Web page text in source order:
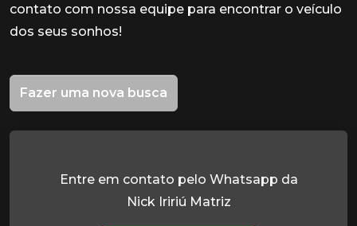
contato com nossa equipe para encontrar o veículo
dos seus sonhos!
Fazer uma nova busca
Entre em contato pelo Whatsapp da
Nick Iririú Matriz